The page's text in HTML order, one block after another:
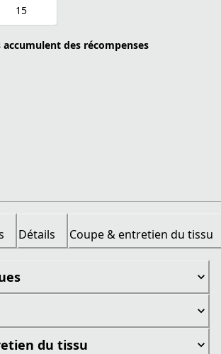
15
accumulent des récompenses
Détails Coupe & entretien du tissu
du tissu